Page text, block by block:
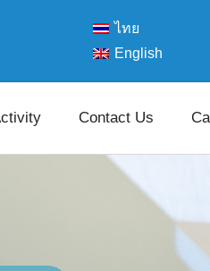
ไทย
English
Contact Us